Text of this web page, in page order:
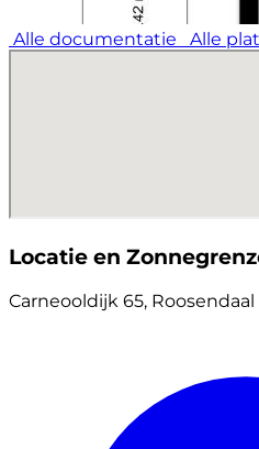
Alle documentatie Alle
Locatie en
Carneooldijk 65, Roosendaal